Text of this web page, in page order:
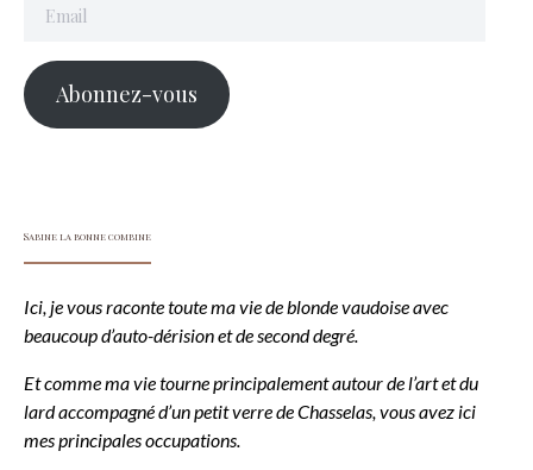
Abonnez-vous
Sabine la bonne combine
Ici, je vous raconte toute ma vie de blonde vaudoise avec
beaucoup d’auto-dérision et de second degré.
Et comme ma vie tourne principalement autour de l’art et du
lard accompagné d’un petit verre de Chasselas, vous avez ici
mes principales occupations.